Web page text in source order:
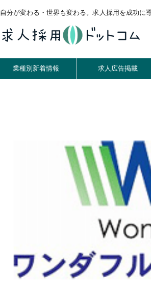
自分が変わる・世界も変わる。求人採用を成功に
業種別新着情報 求人広告掲載